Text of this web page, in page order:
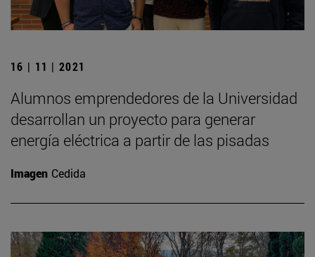
16 | 11 | 2021
Alumnos emprendedores de la Universidad
desarrollan un proyecto para generar
energía eléctrica a partir de las pisadas
Imagen Cedida